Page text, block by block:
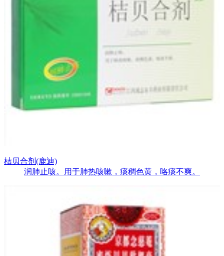
桔贝合剂(鹿迪)
润肺止咳。用于肺热咳嗽，痰稠色黄，咯痰不爽。